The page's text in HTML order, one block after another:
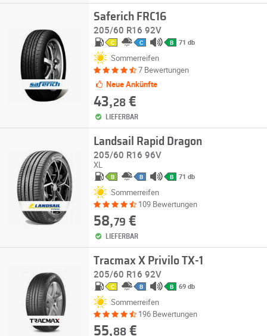
Saferich FRC16
205/60 R16 92V
C C B 71 db
Sommerreifen
7 Bewertungen
Neue Ankünfte
43,28€
LIEFERBAR
Landsail Rapid Dragon
205/60 R16 96V
XL
B B B 71 db
Sommerreifen
109 Bewertungen
58,79 €
LIEFERBAR
Tracmax X Privilo TX-1
205/60 R16 92V
C B B 69 db
Sommerreifen
196 Bewertungen
55,88€